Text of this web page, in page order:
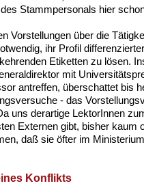
Stammpersonals hier
Vorstellungen über die
ihr Profil
Etiketten zu lösen.
mit
antreffen, überschattet bis
- das
uns derartige LektorInnen
Externen gibt, bisher kaum
daß sie öfter im
Konflikts